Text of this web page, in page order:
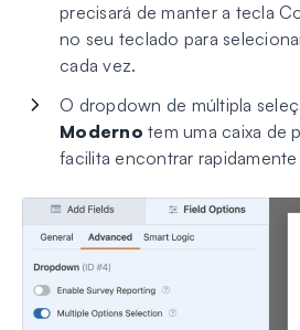
precisará de manter a tecla
no seu teclado para
cada vez.
O dropdown de múltipla
Moderno tem uma caixa de
facilita encontrar